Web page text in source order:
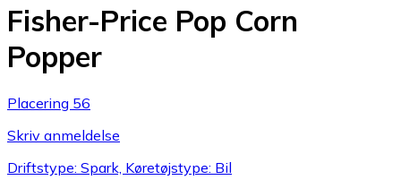
Fisher-Price Pop Corn
Popper
Placering 56
Skriv anmeldelse
Driftstype: Spark, Køretøjstype: Bil